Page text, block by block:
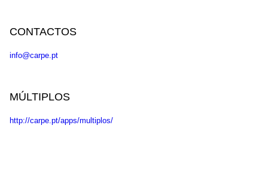
CONTACTOS
info@carpe.pt
MÚLTIPLOS
http://carpe.pt/apps/multiplos/